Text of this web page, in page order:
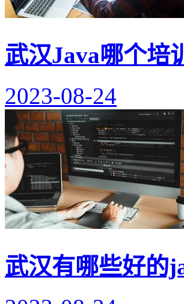
武汉Java哪个培
2023-08-24
武汉有哪些好的